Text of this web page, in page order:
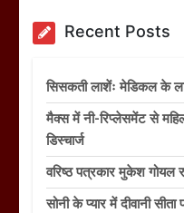
Recent Posts
सिसकती लाशेंः मेडिकल के
मैक्स में नी-रिप्लेसमेंट से
डिस्चार्ज
वरिष्ठ पत्रकार मुकेश गोयल
सोनी के प्यार में दीवानी सीता